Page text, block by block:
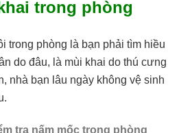
trong phòng
trong phòng là bạn phải tìm hiều
do đâu, là mùi khai do thú cưng
nhà bạn lâu ngày không vệ sinh
tra nấm mốc trong phòng